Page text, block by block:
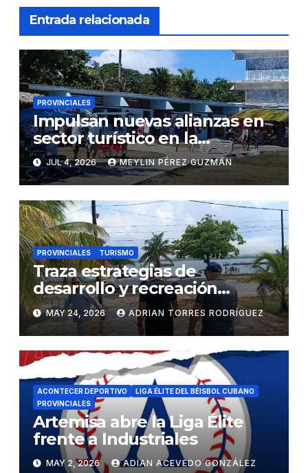
Entrada relacionada
PROVINCIALES
Impulsan nuevas alianzas en
sector turístico en la
provincia
JUL 4, 2026 MEYLIN PÉREZ GUZMÁN
PROVINCIALES TURISMO
Traza estrategias de
desarrollo y recreación
Palmares S.A. de cara al
verano en Artemisa (+ Fotos)
MAY 24, 2026 ADRIAN TORRES RODRÍGUEZ
ACONTECER DEPORTIVO
LIGA ÉLITE DEL BÉISBOL CUBANO
PROVINCIALES
Artemisa abre la Liga Élite
frente a Industriales
MAY 2, 2026 ADIAN ACEVEDO GONZÁLEZ